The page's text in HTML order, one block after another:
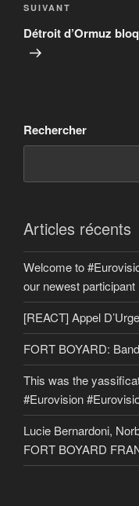
Article
suivant
SUIVANT
Détroit d’Ormuz
Rechercher
Articles récents
Welcome to
our newest participant
[REACT] Appel
FORT BOYARD:
This was the
#Eurovision
Lucie Bernardoni,
FORT BOYARD